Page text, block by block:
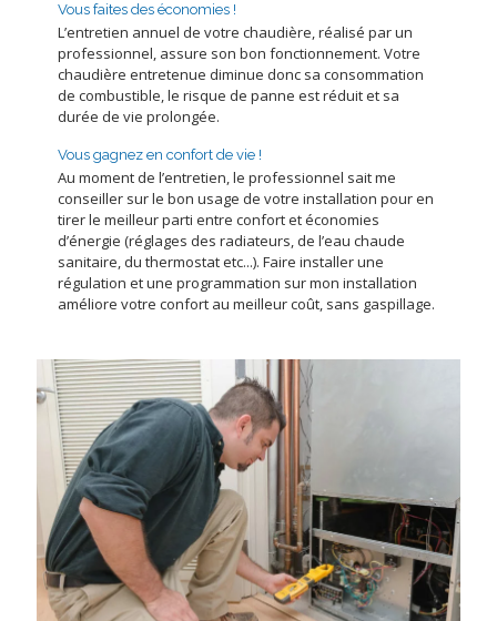
Vous faites des économies !
L’entretien annuel de votre chaudière, réalisé par un
professionnel, assure son bon fonctionnement. Votre
chaudière entretenue diminue donc sa consommation
de combustible, le risque de panne est réduit et sa
durée de vie prolongée.
Vous gagnez en confort de vie !
Au moment de l’entretien, le professionnel sait me
conseiller sur le bon usage de votre installation pour en
tirer le meilleur parti entre confort et économies
d’énergie (réglages des radiateurs, de l’eau chaude
sanitaire, du thermostat etc...). Faire installer une
régulation et une programmation sur mon installation
améliore votre confort au meilleur coût, sans gaspillage.